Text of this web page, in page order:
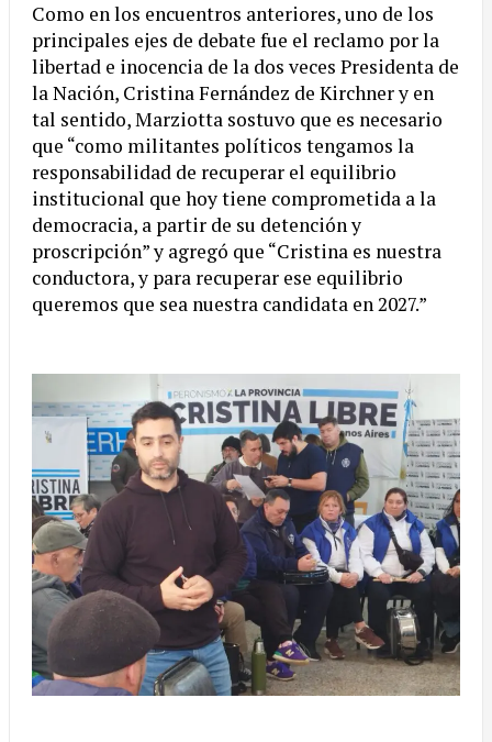
Como en los encuentros anteriores, uno de los
principales ejes de debate fue el reclamo por la
libertad e inocencia de la dos veces Presidenta de
la Nación, Cristina Fernández de Kirchner y en
tal sentido, Marziotta sostuvo que es necesario
que “como militantes políticos tengamos la
responsabilidad de recuperar el equilibrio
institucional que hoy tiene comprometida a la
democracia, a partir de su detención y
proscripción” y agregó que “Cristina es nuestra
conductora, y para recuperar ese equilibrio
queremos que sea nuestra candidata en 2027.”